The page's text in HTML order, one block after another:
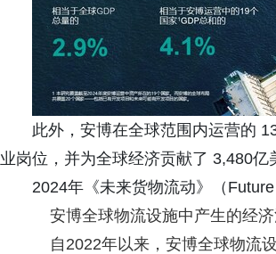
此外，安博在全球范围内运营的
业岗位，并为全球经济贡献了 3,480
2024年《未来货物流动》（
安博全球物流设施中产生的经
自2022年以来，安博全球物流